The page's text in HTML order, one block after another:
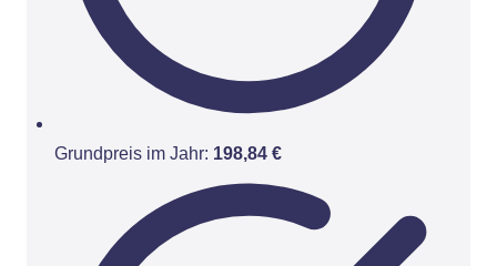
Grundpreis im Jahr: 198,84 €